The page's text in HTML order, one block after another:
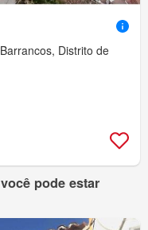
Distrito de
pode estar